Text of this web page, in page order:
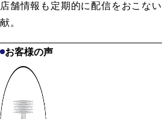
店舗情報も定期的に配信をおこな
献。
お客様の声